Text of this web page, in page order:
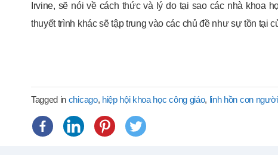
Irvine, sẽ nói về cách thức và lý do tại sao các nhà khoa
thuyết trình khác sẽ tập trung vào các chủ đề như sự tồn tại
Tagged in chicago, hiệp hội khoa học công giáo, linh hồn con người